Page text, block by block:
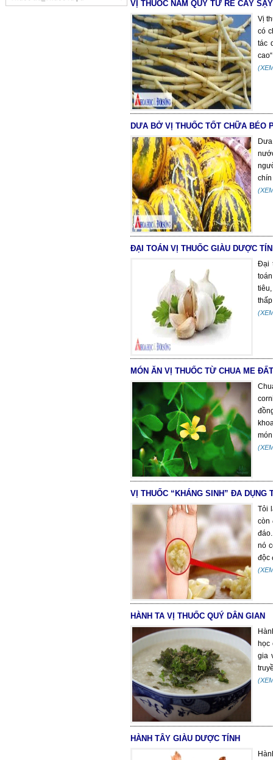
VỊ THUỐC NAM QUÝ TỪ RỄ CÂY SẬY
Vị
có
tác
DƯA BỞ VỊ THUỐC TỐT CHỮA BÉO
chín
ĐẠI TOÁN VỊ THUỐC GIÀU DƯỢC
Đại
MÓN ĂN VỊ THUỐC TỪ CHUA ME ĐẤT
VỊ THUỐC “KHÁNG SINH” ĐA DỤNG
Tỏi
còn
nó
độc
HÀNH TA VỊ THUỐC QUÝ DÂN GIAN
học
gia
HÀNH TÂY GIÀU DƯỢC TÍNH